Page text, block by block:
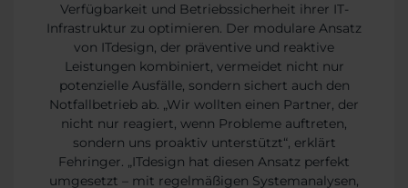
Verfügbarkeit und Betriebssicherheit ihrer IT-
Infrastruktur zu optimieren. Der modulare Ansatz
von ITdesign, der präventive und reaktive
Leistungen kombiniert, vermeidet nicht nur
potenzielle Ausfälle, sondern sichert auch den
Notfallbetrieb ab. „Wir wollten einen Partner, der
nicht nur reagiert, wenn Probleme auftreten,
sondern uns proaktiv unterstützt“, erklärt
Fehringer. „ITdesign hat diesen Ansatz perfekt
umgesetzt – mit regelmäßigen Systemanalysen,